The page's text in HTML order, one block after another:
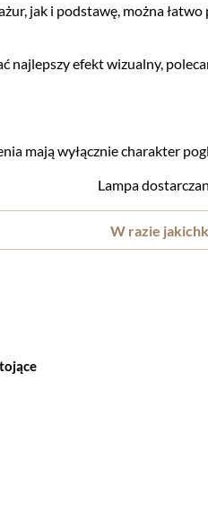
jak i podstawę, można
najlepszy efekt wizualny,
mają wyłącznie charakter
Lampa
W razie